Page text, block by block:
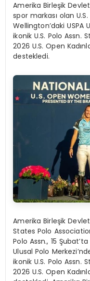
Amerika Birleşik
spor markası olan
Wellington’daki USPA
ikonik U.S. Polo Assn.
2026 U.S. Open
destekledi.
Amerika Birleşik
States Polo
Polo Assn., 15
Ulusal Polo
ikonik U.S. Polo Assn.
2026 U.S. Open